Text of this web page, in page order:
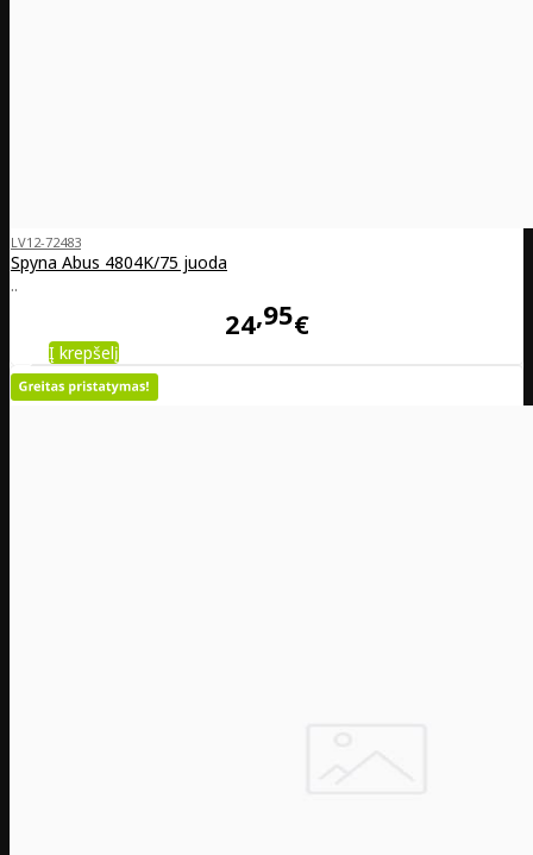
LV12-72483
Spyna Abus 4804K/75 juoda
..
24 95€
Į krepšelį